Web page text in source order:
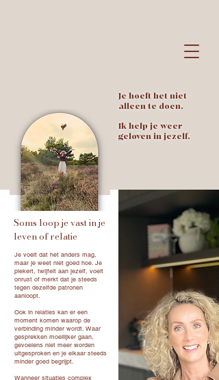
Je hoeft het niet
alleen te doen.
Ik help je weer
geloven in jezelf.
Soms loop je vast in je
leven of relatie
Je voelt dat het anders mag,
maar je weet niet goed hoe. Je
piekert, twijfelt aan jezelf, voelt
onrust of merkt dat je steeds
tegen dezelfde patronen
aanloopt.
Ook in relaties kan er een
moment komen waarop de
verbinding minder wordt. Waar
gesprekken moeilijker gaan,
gevoelens niet meer worden
uitgesproken en je elkaar steeds
minder goed begrijpt.
Wanneer situaties complex